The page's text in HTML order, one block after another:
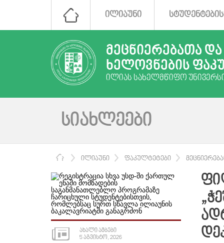
ᲘᲚᲘᲐᲣᲜᲘ
ᲛᲔᲪᲜᲘᲔᲠᲔᲑᲐᲗᲐ ᲓᲐ
ᲮᲔᲚᲝᲕᲜᲔᲑᲘᲡ
ᲘᲚᲘᲐᲡ ᲡᲐᲮᲔᲚᲛᲬᲘᲤᲝ
ᲡᲘᲐᲮᲚᲔᲔᲑᲘ
ᲛᲗᲐᲕᲐᲠᲘ
ᲘᲚᲘᲐᲣᲜᲘ ᲤᲐᲙᲣᲚᲢᲔᲢᲔᲑᲘ
ᲐᲮᲐᲚᲘ ᲐᲛᲑᲔᲑᲘ
5 ᲐᲒᲕᲘᲡᲢᲝ, 2026